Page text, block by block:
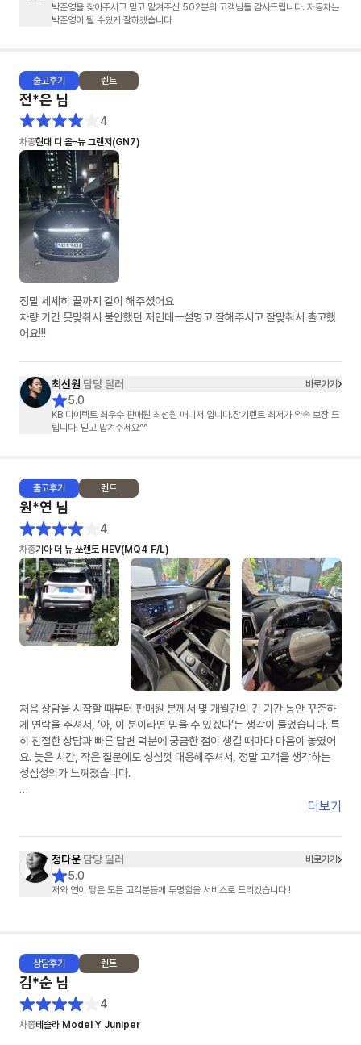
박준영을 찾아주시고 믿고 맡겨주신 502분의 고객님들 감사드립니다. 자동차는
박준영이 될 수있게 잘하겠습니다
출고후기 렌트
전*은 님
4
차종현대 디 올-뉴 그랜저(GN7)
정말 세세히 끝까지 같이 해주셨어요
차량 기간 못맞춰서 불안했던 저인데ㅡ설명고 잘해주시고 잘맞춰서 출고했
어요!!!
최선원 담당 딜러 바로가기
5.0
KB 다이렉트 최우수 판매원 최선원 매니저 입니다.장기렌트 최저가 약속 보장 드
립니다. 믿고 맡겨주세요^^
출고후기 렌트
원*연 님
4
차종기아 더 뉴 쏘렌토 HEV(MQ4 F/L)
처음 상담을 시작할 때부터 판매원 분께서 몇 개월간의 긴 기간 동안 꾸준하
게 연락을 주셔서, ‘아, 이 분이라면 믿을 수 있겠다’는 생각이 들었습니다. 특
히 친절한 상담과 빠른 답변 덕분에 궁금한 점이 생길 때마다 마음이 놓였어
요. 늦은 시간, 작은 질문에도 성심껏 대응해주셔서, 정말 고객을 생각하는
성심성의가 느껴졌습니다.
무엇보다 제 조건에 딱 맞는 차량을 찾기 위해 끝까지 노력해주셨습니다. 여
바로 성심성의구나’라는 생각을 했습니다. 그 결과 만족스러운 가격에 마음
에 쏙 드는 차량을 계약할 수 있었죠.
다만, 계약 이후에는 연락이 조금 뜸해진 점이 살짝 아쉬웠습니다.
더보기
정다운 담당 딜러 바로가기
5.0
저와 연이 닿은 모든 고객분들께 투명함을 서비스로 드리겠습니다 !
상담후기 렌트
김*순 님
4
차종테슬라 Model Y Juniper